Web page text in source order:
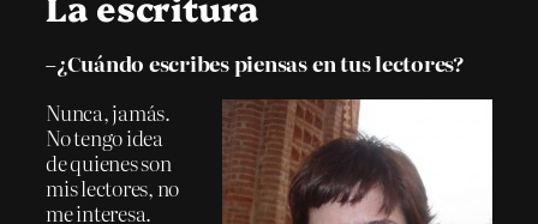
–¿Cuándo escribes piensas en tus lectores?
Nunca, jamás.
No tengo idea
de quienes son
mis lectores, no
me interesa.